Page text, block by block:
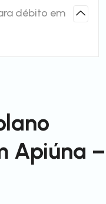
débito em
Apiúna –